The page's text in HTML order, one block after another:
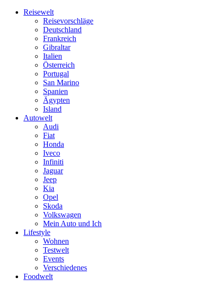
Skip
Reisewelt
Reisevorschläge
Deutschland
Frankreich
Gibraltar
Italien
Österreich
Portugal
San Marino
Spanien
Ägypten
Island
Autowelt
Audi
Fiat
Honda
Iveco
Infiniti
Jaguar
Jeep
Kia
Opel
Skoda
Volkswagen
Mein Auto und Ich
Lifestyle
Wohnen
Testwelt
Events
Verschiedenes
Foodwelt